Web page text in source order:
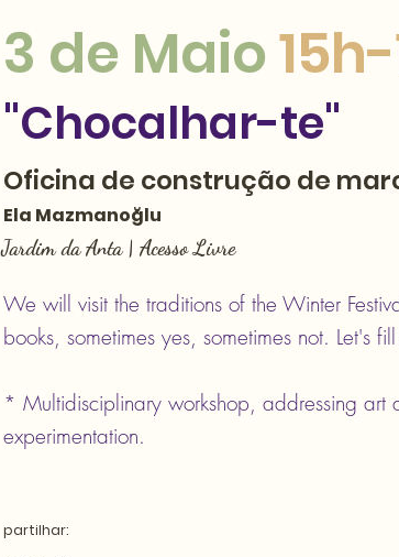
3 de Maio
"Chocalhar-te"
Oficina de construção de
Ela Mazmanoğlu
Jardim da Anta | Acesso Livre
We will visit the traditions of the Winter
books, sometimes yes, sometimes not. Let's
* Multidisciplinary workshop, addressing art
experimentation.
partilhar: